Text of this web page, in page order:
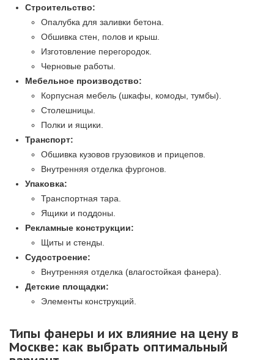
Строительство:
Опалубка для заливки бетона.
Обшивка стен, полов и крыш.
Изготовление перегородок.
Черновые работы.
Мебельное производство:
Корпусная мебель (шкафы, комоды, тумбы).
Столешницы.
Полки и ящики.
Транспорт:
Обшивка кузовов грузовиков и прицепов.
Внутренняя отделка фургонов.
Упаковка:
Транспортная тара.
Ящики и поддоны.
Рекламные конструкции:
Щиты и стенды.
Судостроение:
Внутренняя отделка (влагостойкая фанера).
Детские площадки:
Элементы конструкций.
Типы фанеры и их влияние на цену в
Москве: как выбрать оптимальный